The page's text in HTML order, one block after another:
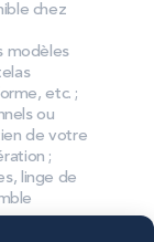
chez
modèles
etc. ;
ou
de votre
;
linge de